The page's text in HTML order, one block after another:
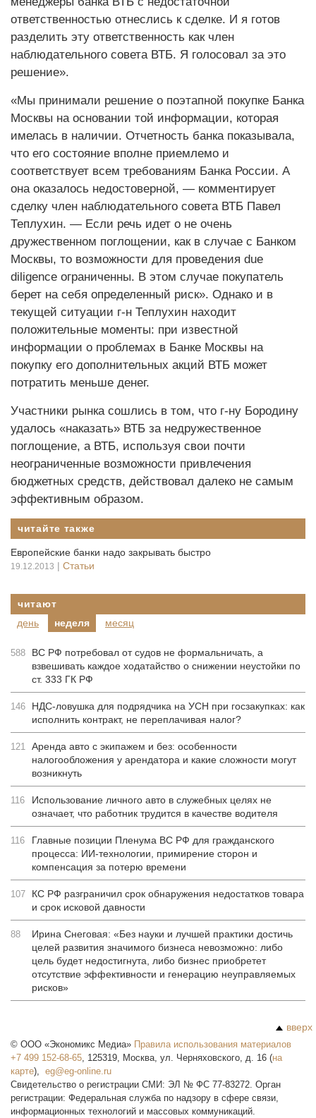
ответственностью отнеслись к сделке. И я готов
разделить эту ответственность как член
наблюдательного совета ВТБ. Я голосовал за это
решение».
«Мы принимали решение о поэтапной покупке Банка
Москвы на основании той информации, которая
имелась в наличии. Отчетность банка показывала,
что его состояние вполне приемлемо и
соответствует всем требованиям Банка России. А
она оказалось недостоверной, — комментирует
сделку член наблюдательного совета ВТБ Павел
Теплухин. — Если речь идет о не очень
дружественном поглощении, как в случае с Банком
Москвы, то возможности для проведения due
diligence ограниченны. В этом случае покупатель
берет на себя определенный риск». Однако и в
текущей ситуации г-н Теплухин находит
положительные моменты: при известной
информации о проблемах в Банке Москвы на
покупку его дополнительных акций ВТБ может
потратить меньше денег.
Участники рынка сошлись в том, что г-ну Бородину
удалось «наказать» ВТБ за недружественное
поглощение, а ВТБ, используя свои почти
неограниченные возможности привлечения
бюджетных средств, действовал далеко не самым
эффективным образом.
читайте также
Европейские банки надо закрывать быстро
19.12.2013 | Статьи
читают
день
неделя месяц
588
ВС РФ потребовал от судов не формальничать, а
взвешивать каждое ходатайство о снижении неустойки по
ст. 333 ГК РФ
146
НДС-ловушка для подрядчика на УСН при госзакупках: как
исполнить контракт, не переплачивая налог?
121 Аренда авто с экипажем и без: особенности
налогообложения у арендатора и какие сложности могут
возникнуть
116
Использование личного авто в служебных целях не
означает, что работник трудится в качестве водителя
116
Главные позиции Пленума ВС РФ для гражданского
процесса: ИИ-технологии, примирение сторон и
компенсация за потерю времени
107
КС РФ разграничил срок обнаружения недостатков товара
и срок исковой давности
88
Ирина Снеговая: «Без науки и лучшей практики достичь
целей развития значимого бизнеса невозможно: либо
цель будет недостигнута, либо бизнес приобретет
отсутствие эффективности и генерацию неуправляемых
рисков»
вверх
© ООО «Экономикс Медиа» Правила использования материалов
+7 499 152-68-65, 125319, Москва, ул. Черняховского, д. 16 (на
карте),
Свидетельство о регистрации СМИ: ЭЛ № ФС 77-83272. Орган
регистрации: Федеральная служба по надзору в сфере связи,
информационных технологий и массовых коммуникаций.